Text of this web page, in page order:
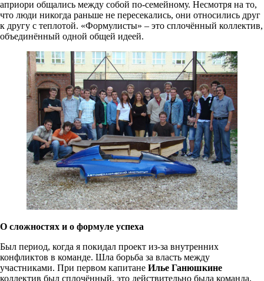
априори общались между собой по-семейному. Несмотря на то,
что люди никогда раньше не пересекались, они относились друг
к другу с теплотой. «Формулисты» – это сплочённый коллектив,
объединённый одной общей идеей.
О сложностях и о формуле успеха
Был период, когда я покидал проект из-за внутренних
конфликтов в команде. Шла борьба за власть между
участниками. При первом капитане Илье Ганюшкине
коллектив был сплочённый, это действительно была команда.